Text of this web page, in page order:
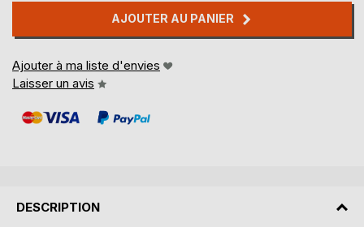
AJOUTER AU PANIER
Ajouter à ma liste d'envies
Laisser un avis
DESCRIPTION